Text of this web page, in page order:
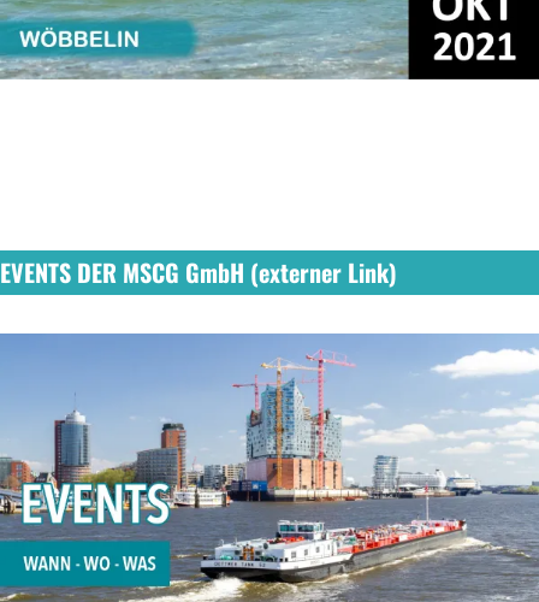
EVENTS DER MSCG GmbH (externer Link)